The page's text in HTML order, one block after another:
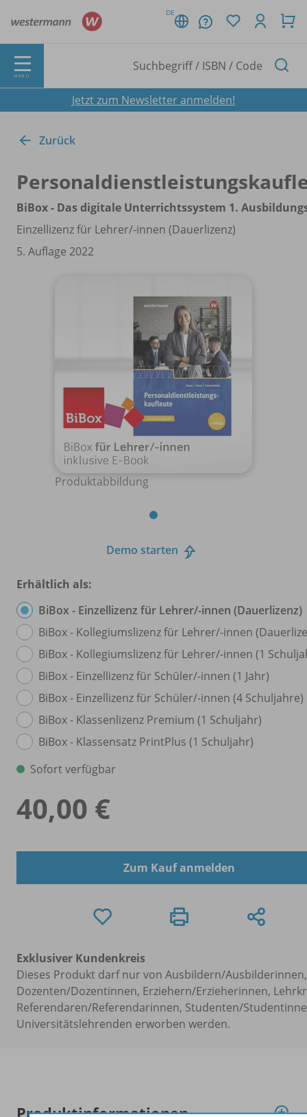
DE
MENÜ
Jetzt zum Newsletter anmelden!
Zurück
BiBox - Das digitale Unterrichtssystem 1.
Einzellizenz für Lehrer/-innen (Dauerlizenz)
5. Auflage 2022
Produktabbildung
Demo starten
Erhältlich als:
BiBox - Einzellizenz für Lehrer/-innen (Dauerlizenz)
BiBox - Kollegiumslizenz für Lehrer/-innen
BiBox - Kollegiumslizenz für Lehrer/-innen (1
BiBox - Einzellizenz für Schüler/-innen (1 Jahr)
BiBox - Einzellizenz für Schüler/-innen (4 Schuljahre)
BiBox - Klassenlizenz Premium (1 Schuljahr)
BiBox - Klassensatz PrintPlus (1 Schuljahr)
Sofort verfügbar
40,00 €
Zum Kauf anmelden
Exklusiver Kundenkreis
Dieses Produkt darf nur von Ausbildern/Ausbilderinnen,
Dozenten/Dozentinnen, Erziehern/Erzieherinnen,
Referendaren/Referendarinnen, Studenten/
Universitätslehrenden erworben werden.
Produktinformationen